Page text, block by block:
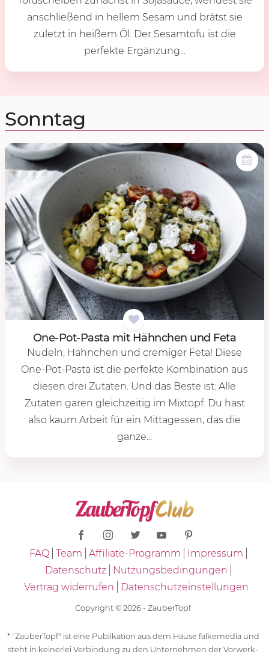
anschließend in hellem Sesam und brätst sie
zuletzt in heißem Öl. Der Sesamtofu ist die
perfekte Ergänzung...
Sonntag
One-Pot-Pas­ta mit Hähn­chen und Feta
Nudeln, Hähnchen und cremiger Feta! Diese
One-Pot-Pasta ist die perfekte Kombination aus
diesen drei Zutaten. Und das Beste ist: Alle
Zutaten garen gleichzeitig im Mixtopf. Du hast
also kaum Arbeit für ein Mittagessen, das die
ganze...
FAQ Team Affiliate-Programm
Impressum
Datenschutz
Nutzungsbedingungen
Vertrag widerrufen
Datenschutzeinstellungen
Copyright © 2026 - ZauberTopf
* "ZauberTopf" ist eine Publikation aus dem Hause falkemedia und
steht in keinerlei Verbindung zu den Unternehmen der Vorwerk-